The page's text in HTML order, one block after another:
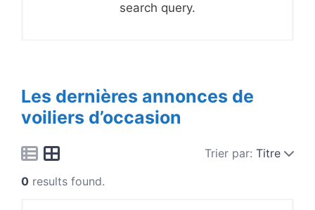
search query.
Les dernières annonces de
voiliers d’occasion
Trier par: Titre
0 results found.